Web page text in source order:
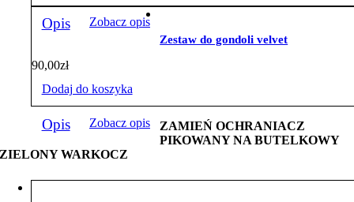
Opis Zobacz opis
Zestaw do gondoli velvet
90,00zł
Dodaj do koszyka
Opis Zobacz opis
ZAMIEŃ OCHRANIACZ
PIKOWANY NA BUTELKOWY
ZIELONY WARKOCZ